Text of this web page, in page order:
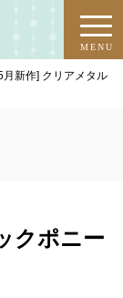
MENU
月新作] クリアメタル
クポニー